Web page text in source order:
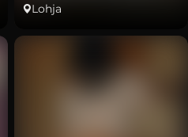
Lohja